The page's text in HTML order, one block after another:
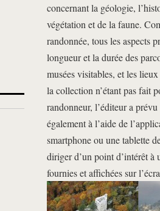
concernant la géologie,
végétation et de la faune.
randonnée, tous les aspects
longueur et la durée des
musées visitables, et les
la collection n’étant pas fait
randonneur, l’éditeur a
également à l’aide de
smartphone ou une tablette
diriger d’un point d’intérêt à
fournies et affichées sur